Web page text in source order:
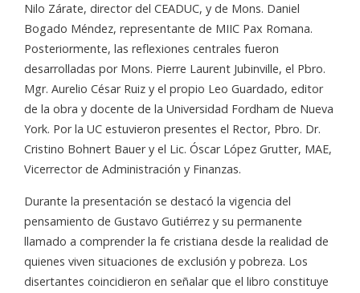
Nilo Zárate, director del CEADUC, y de Mons. Daniel
Bogado Méndez, representante de MIIC Pax Romana.
Posteriormente, las reflexiones centrales fueron
desarrolladas por Mons. Pierre Laurent Jubinville, el Pbro.
Mgr. Aurelio César Ruiz y el propio Leo Guardado, editor
de la obra y docente de la Universidad Fordham de Nueva
York. Por la UC estuvieron presentes el Rector, Pbro. Dr.
Cristino Bohnert Bauer y el Lic. Óscar López Grutter, MAE,
Vicerrector de Administración y Finanzas.
Durante la presentación se destacó la vigencia del
pensamiento de Gustavo Gutiérrez y su permanente
llamado a comprender la fe cristiana desde la realidad de
quienes viven situaciones de exclusión y pobreza. Los
disertantes coincidieron en señalar que el libro constituye